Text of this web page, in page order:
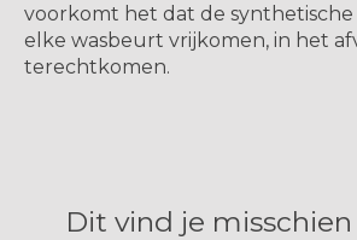
voorkomt het dat de synthetische
elke wasbeurt vrijkomen, in het
terechtkomen.
Dit vind je